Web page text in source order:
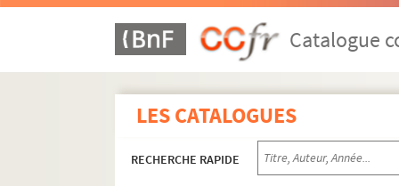
Catalogue
LES CATALOGUES
RECHERCHE RAPIDE
Frantz Beauvallet. Le portier du no 15 :
Henry Bataille. La possession : pièce en 4
Montague Glass. Potash et Perlmutter :
René Peter, Henri Falck. Pouche : pièce en 3
Eugène Labiche, Édouard Martin. La poudre